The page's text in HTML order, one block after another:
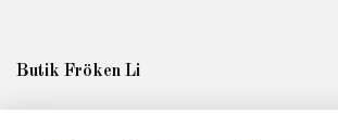
Butik Fröken Li